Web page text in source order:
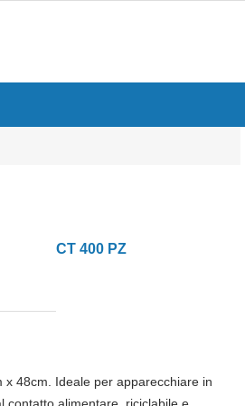
CT 400 PZ
x 48cm. Ideale per apparecchiare in